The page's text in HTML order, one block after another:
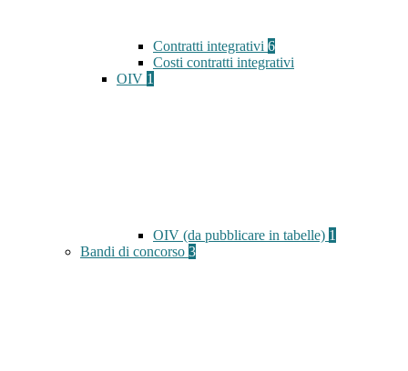
Contratti integrativi 6
Costi contratti integrativi
OIV 1
OIV (da pubblicare in tabelle) 1
Bandi di concorso 3